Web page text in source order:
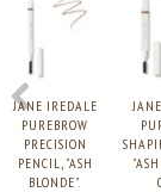
JANE IREDALE
PUREBROW
PRECISION
PENCIL, "ASH
BLONDE".